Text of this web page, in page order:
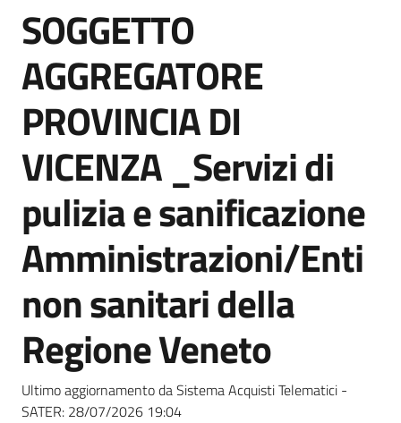
e
strumenti
acquisto
Supporto
Piattaforme
telematiche
English
site
Salta al contenuto
SOGGETTO
AGGREGATORE
PROVINCIA DI
VICENZA _Servizi di
pulizia e sanificazione
Amministrazioni/Enti
non sanitari della
Regione Veneto
Ultimo aggiornamento da Sistema Acquisti Telematici -
SATER: 28/07/2026 19:04